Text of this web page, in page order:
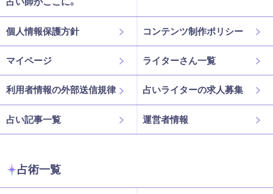
個人情報保護方針 コンテンツ制作ポリシー
マイページ ライターさん一覧
利用者情報の外部送信規律 占いライターの求人募集
占い記事一覧 運営者情報
占術一覧